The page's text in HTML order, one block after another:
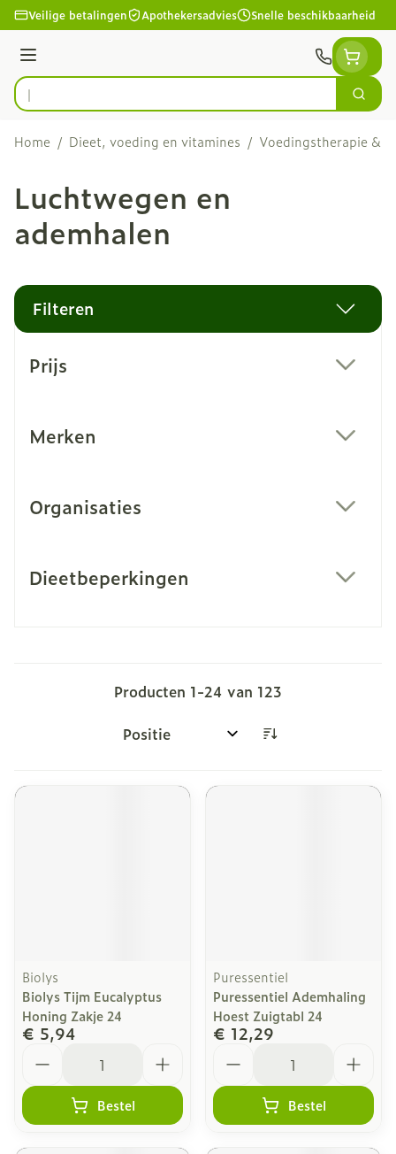
Ga naar de inhoud
Veilige betalingen Apothekersadvies Snelle beschikbaarheid
Menu
Product, merk, categorie...
Zoek
Home / Dieet, voeding en vitamines / Voedingstherapie &
Luchtwegen en
ademhalen
Filteren
Prijs
Merken
Organisaties
Dieetbeperkingen
Producten 1-24 van 123
Sorteer op:
Biolys
Biolys Tijm Eucalyptus
Honing Zakje 24
€ 5,94
Bestel
Puressentiel
Puressentiel Ademhaling
Hoest Zuigtabl 24
€ 12,29
Bestel